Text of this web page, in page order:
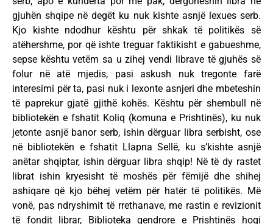
gjuhën shqipe në degët ku nuk kishte asnjë lexues serb.
Kjo kishte ndodhur kështu për shkak të politikës së
atëhershme, por që ishte treguar faktikisht e gabueshme,
sepse kështu vetëm sa u zihej vendi librave të gjuhës së
folur në atë mjedis, pasi askush nuk tregonte farë
interesimi për ta, pasi nuk i lexonte asnjeri dhe mbeteshin
të paprekur gjatë gjithë kohës. Kështu për shembull në
bibliotekën e fshatit Koliq (komuna e Prishtinës), ku nuk
jetonte asnjë banor serb, ishin dërguar libra serbisht, ose
në bibliotekën e fshatit Llapna Sellë, ku s’kishte asnjë
anëtar shqiptar, ishin dërguar libra shqip! Në të dy rastet
librat ishin kryesisht të moshës për fëmijë dhe shihej
ashiqare që kjo bëhej vetëm për hatër të politikës. Më
vonë, pas ndryshimit të rrethanave, me rastin e revizionit
të fondit librar, Biblioteka qendrore e Prishtinës hoqi